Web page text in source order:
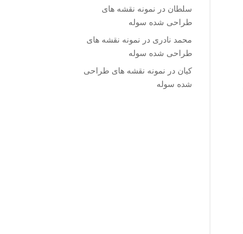
سلطان در نمونه نقشه های
طراحی شده سوله
محمد نادری در نمونه نقشه های
طراحی شده سوله
کیان در نمونه نقشه های طراحی
شده سوله